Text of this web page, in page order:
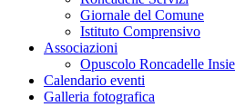
Giornale del Comune
Istituto Comprensivo
Associazioni
Opuscolo Roncadelle
Calendario eventi
Galleria fotografica